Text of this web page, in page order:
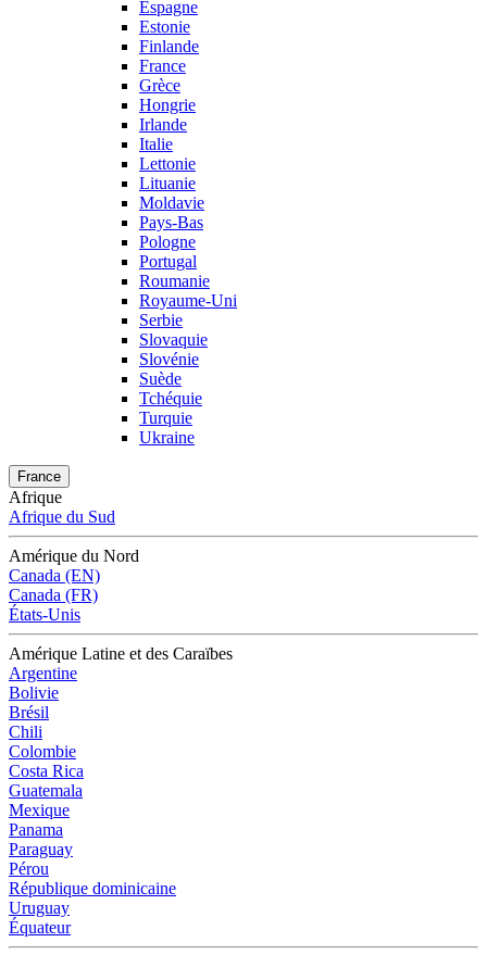
Espagne
Estonie
Finlande
France
Grèce
Hongrie
Irlande
Italie
Lettonie
Lituanie
Moldavie
Pays-Bas
Pologne
Portugal
Roumanie
Royaume-Uni
Serbie
Slovaquie
Slovénie
Suède
Tchéquie
Turquie
Ukraine
France
Afrique
Afrique du Sud
Amérique du Nord
Canada (EN)
Canada (FR)
États-Unis
Amérique Latine et des Caraïbes
Argentine
Bolivie
Brésil
Chili
Colombie
Costa Rica
Guatemala
Mexique
Panama
Paraguay
Pérou
République dominicaine
Uruguay
Équateur